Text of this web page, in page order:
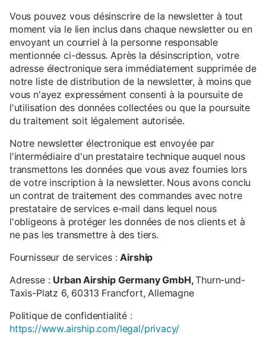
Vous pouvez vous désinscrire de la newsletter à tout
moment via le lien inclus dans chaque newsletter ou en
envoyant un courriel à la personne responsable
mentionnée ci-dessus. Après la désinscription, votre
adresse électronique sera immédiatement supprimée de
notre liste de distribution de la newsletter, à moins que
vous n'ayez expressément consenti à la poursuite de
l'utilisation des données collectées ou que la poursuite
du traitement soit légalement autorisée.
Notre newsletter électronique est envoyée par
l'intermédiaire d'un prestataire technique auquel nous
transmettons les données que vous avez fournies lors
de votre inscription à la newsletter. Nous avons conclu
un contrat de traitement des commandes avec notre
prestataire de services e-mail dans lequel nous
l'obligeons à protéger les données de nos clients et à
ne pas les transmettre à des tiers.
Fournisseur de services :Airship
Adresse : Urban Airship Germany GmbH,Thurn-und-
Taxis-Platz 6, 60313 Francfort, Allemagne
Politique de confidentialité :
https://www.airship.com/legal/privacy/